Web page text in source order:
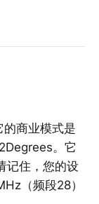
商业模式是
。它
记住，您的设
（频段28）